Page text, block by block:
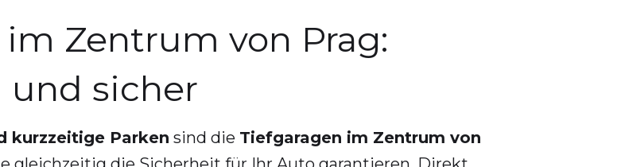
im Zentrum von Prag:
sicher
kurzzeitige Parken sind die Tiefgaragen im Zentrum von